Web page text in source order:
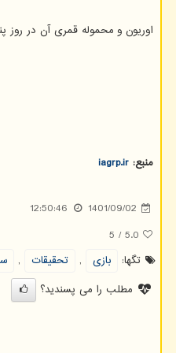
اوریون و محموله قمری آن در روز پنجم دسامبر (۱۴ آذر) در راه بازگشت به زمین از نزدیک ماه گذر خواهند کرد. مأموریت آرتمیس ۱ شش روز بعد با سقوط در اقیانوس
منبع: iagrp.ir
1401/09/02
12:50:46
5.0
/
5
تگها:
بازی , تحقیقات ,
مطلب را می پسندید؟